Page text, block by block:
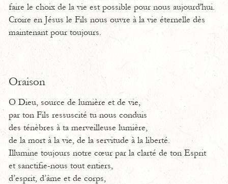
faire le choix de la vie est possible pour nous aujourd'hui.
Croire en Jésus le Fils nous ouvre à la vie éternelle dès
maintenant pour toujours.
Oraison
O Dieu, source de lumière et de vie,
par ton Fils ressuscité tu nous conduis
des ténèbres à ta merveilleuse lumière,
de la mort à la vie, de la servitude à la liberté.
Illumine toujours notre cœur par la clarté de ton Esprit
et sanctifie-nous tout entiers,
d’esprit, d’âme et de corps,